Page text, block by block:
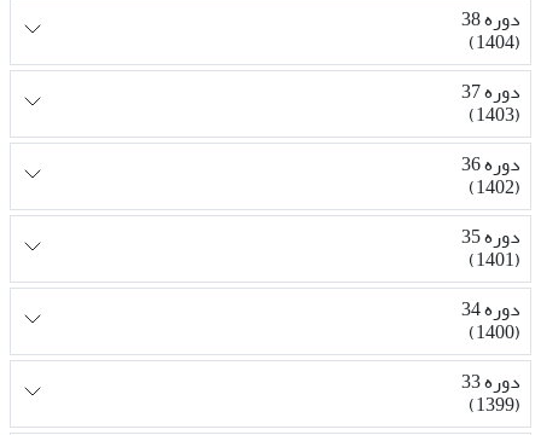
دوره 38
(1404)
دوره 37
(1403)
دوره 36
(1402)
دوره 35
(1401)
دوره 34
(1400)
دوره 33
(1399)